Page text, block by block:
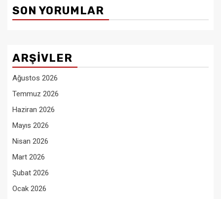
SON YORUMLAR
ARŞIVLER
Ağustos 2026
Temmuz 2026
Haziran 2026
Mayıs 2026
Nisan 2026
Mart 2026
Şubat 2026
Ocak 2026